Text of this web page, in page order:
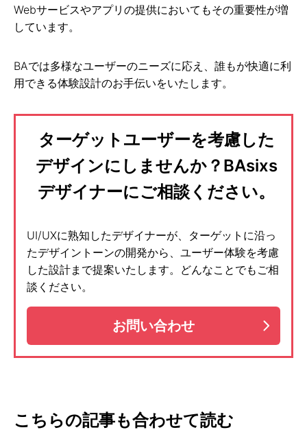
Webサービスやアプリの提供においてもその重要性が増
しています。
BAでは多様なユーザーのニーズに応え、誰もが快適に利
用できる体験設計のお手伝いをいたします。
ターゲットユーザーを考慮した
デザインにしませんか？BAsixs
デザイナーにご相談ください。
UI/UXに熟知したデザイナーが、ターゲットに沿っ
たデザイントーンの開発から、ユーザー体験を考慮
した設計まで提案いたします。どんなことでもご相
談ください。
お問い合わせ
こちらの記事も合わせて読む